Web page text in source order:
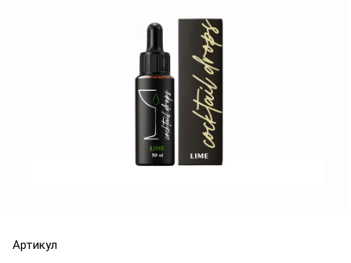
Артикул